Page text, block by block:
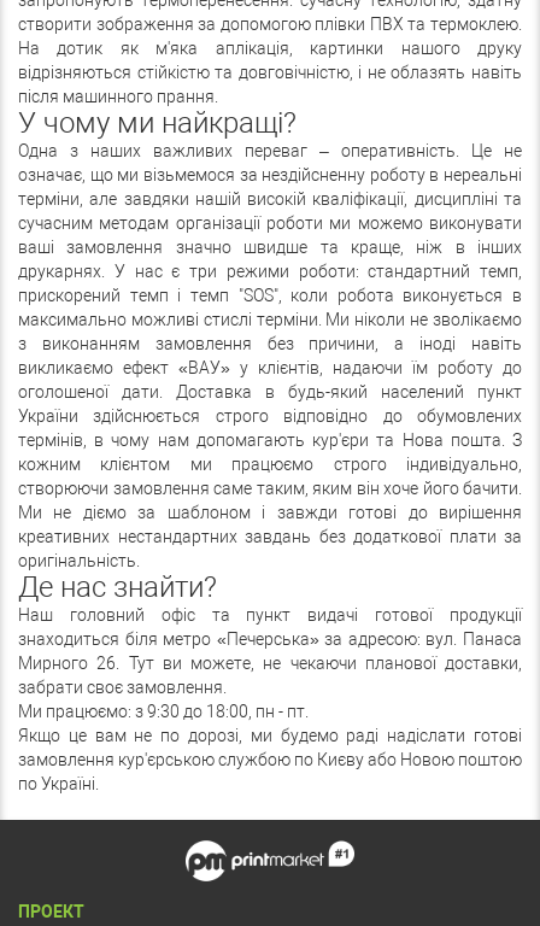
створити зображення за допомогою плівки ПВХ та термоклею.
На дотик як м'яка аплікація, картинки нашого друку
відрізняються стійкістю та довговічністю, і не облазять навіть
після машинного прання.
У чому ми найкращі?
Одна з наших важливих переваг – оперативність. Це не
означає, що ми візьмемося за нездійсненну роботу в нереальні
терміни, але завдяки нашій високій кваліфікації, дисципліні та
сучасним методам організації роботи ми можемо виконувати
ваші замовлення значно швидше та краще, ніж в інших
друкарнях. У нас є три режими роботи: стандартний темп,
прискорений темп і темп "SOS", коли робота виконується в
максимально можливі стислі терміни. Ми ніколи не зволікаємо
з виконанням замовлення без причини, а іноді навіть
викликаємо ефект «ВАУ» у клієнтів, надаючи їм роботу до
оголошеної дати. Доставка в будь-який населений пункт
України здійснюється строго відповідно до обумовлених
термінів, в чому нам допомагають кур'єри та Нова пошта. З
кожним клієнтом ми працюємо строго індивідуально,
створюючи замовлення саме таким, яким він хоче його бачити.
Ми не діємо за шаблоном і завжди готові до вирішення
креативних нестандартних завдань без додаткової плати за
оригінальність.
Де нас знайти?
Наш головний офіс та пункт видачі готової продукції
знаходиться біля метро «Печерська» за адресою: вул. Панаса
Мирного 26. Тут ви можете, не чекаючи планової доставки,
забрати своє замовлення.
Ми працюємо: з 9:30 до 18:00, пн - пт.
Якщо це вам не по дорозі, ми будемо раді надіслати готові
замовлення кур'єрською службою по Києву або Новою поштою
по Україні.
ПРОЕКТ